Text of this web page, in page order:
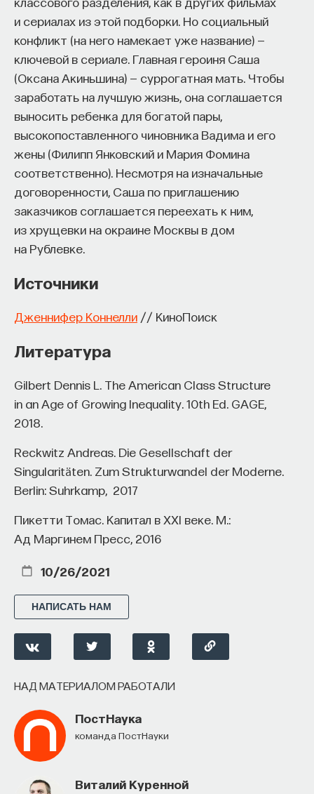
и сериалах из этой подборки. Но социальный
конфликт (на него намекает уже название) —
ключевой в сериале. Главная героиня Саша
(Оксана Акиньшина) — суррогатная мать. Чтобы
заработать на лучшую жизнь, она соглашается
выносить ребенка для богатой пары,
высокопоставленного чиновника Вадима и его
жены (Филипп Янковский и Мария Фомина
соответственно). Несмотря на изначальные
договоренности, Саша по приглашению
заказчиков соглашается переехать к ним,
из хрущевки на окраине Москвы в дом
на Рублевке.
Источники
Дженнифер Коннелли // КиноПоиск
Литература
Gilbert Dennis L. The American Class Structure
in an Age of Growing Inequality. 10th Ed. GAGE,
2018.
Reckwitz Andreas. Die Gesellschaft der
Singularitäten. Zum Strukturwandel der Moderne.
Berlin: Suhrkamp, 2017
Пикетти Томас. Капитал в XXI веке. М.:
Ад Маргинем Пресс, 2016
10/26/2021
НАПИСАТЬ НАМ
НАД МАТЕРИАЛОМ РАБОТАЛИ
ПостНаука
команда ПостНауки
Виталий Куренной